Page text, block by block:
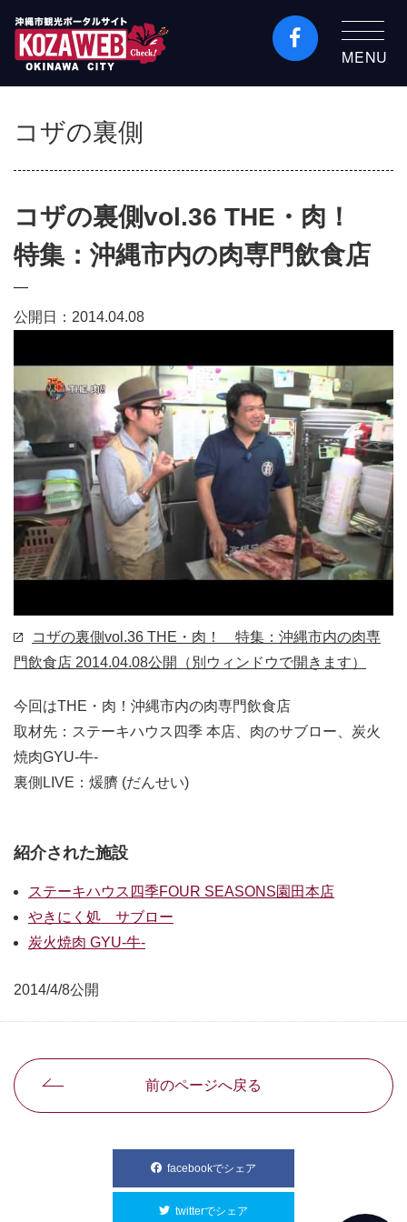
沖縄市観光ポータルコ
縄市コザの表も裏も楽
MENU
コザの裏側
コザの裏側vol.36 THE・肉！
特集：沖縄市内の肉専門飲食店
公開日：2014.04.08
コザの裏側vol.36 THE・肉！ 特集：沖縄市内の肉専
門飲食店 2014.04.08公開 （別ウィンドウで開きます）
今回はTHE・肉！沖縄市内の肉専門飲食店
取材先：ステーキハウス四季 本店、肉のサブロー、炭火
焼肉GYU-牛-
裏側LIVE：煖臍 (だんせい)
紹介された施設
ステーキハウス四季FOUR SEASONS園田本店
やきにく処 サブロー
炭火焼肉 GYU-牛-
2014/4/8公開
前のページへ戻る
facebookでシェア
twitterでシェア